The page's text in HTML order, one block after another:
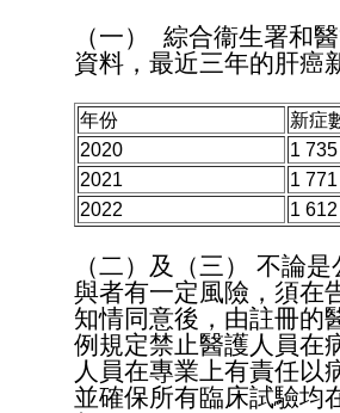
（一） 綜合衞生署和
資料，最近三年的肝癌
年份
新症
2020
1 735
2021
1 771
2022
1 612
（二）及（三） 不論
與者有一定風險，須在
知情同意後，由註冊的
例規定禁止醫護人員在
人員在專業上有責任以
並確保所有臨床試驗均